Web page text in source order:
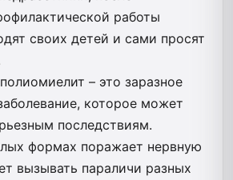
работы
своих детей и сами просят
– это заразное
которое может
последствиям.
формах поражает нервную
вызывать параличи разных